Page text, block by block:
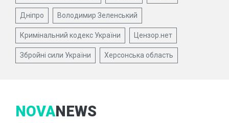
Дніпро Володимир Зеленський
Кримінальний кодекс України Цензор.нет
Збройні сили України Херсонська область
NOVANEWS